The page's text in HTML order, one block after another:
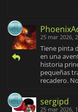
25 mar 2026,
Tiene pinta
en una
historia
pequeñas
recadero.
sergipd
25 mar 2026,